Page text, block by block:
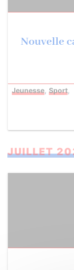
Nouvelle
Jeunesse, Sport,
JUILLET